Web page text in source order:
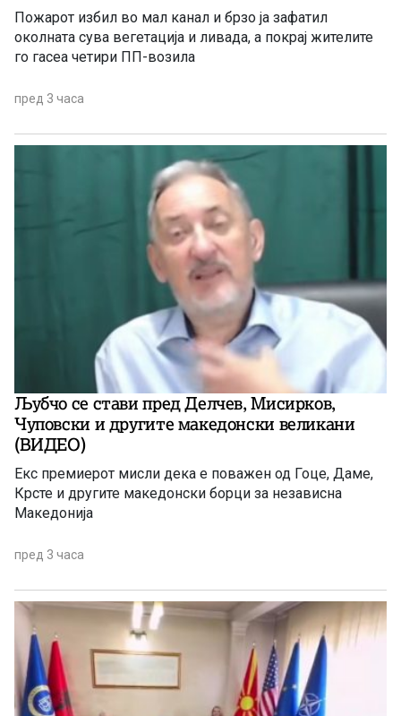
Пожарот избил во мал канал и брзо ја зафатил
околната сува вегетација и ливада, а покрај жителите
го гасеа четири ПП-возила
пред 3 часа
Љубчо се стави пред Делчев, Мисирков,
Чуповски и другите македонски великани
(ВИДЕО)
Екс премиерот мисли дека е поважен од Гоце, Даме,
Крсте и другите македонски борци за независна
Македонија
пред 3 часа